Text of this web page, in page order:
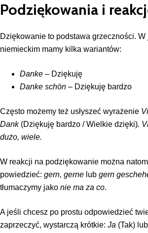
Podziękowania i
Dziękowanie to podstawa grzeczności. W
niemieckim mamy kilka wariantów:
Danke – Dziękuję
Danke schön – Dziękuję bardzo
Często możemy też usłyszeć wyrażenie
Dank (Dziękuję bardzo / Wielkie dzięki).
dużo, wiele.
W reakcji na podziękowanie można
powiedzieć: gern, gerne lub gern
tłumaczymy jako nie ma za co.
A jeśli chcesz po prostu odpowiedzieć
zaprzeczyć, wystarczą krótkie: Ja (Tak) lub